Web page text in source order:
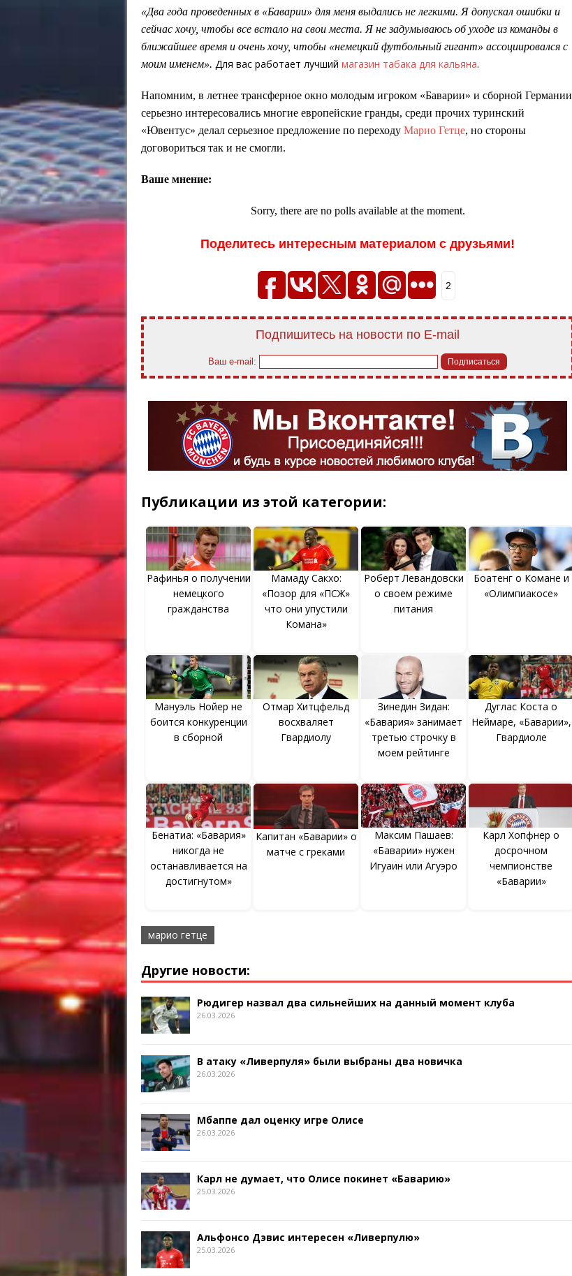
«Два года проведенных в «Баварии» для меня выдались не легкими. Я допускал ошибки и
сейчас хочу, чтобы все встало на свои места. Я не задумываюсь об уходе из команды в
ближайшее время и очень хочу, чтобы «немецкий футбольный гигант» ассоциировался с
моим именем». Для вас работает лучший магазин табака для кальяна.
Напомним, в летнее трансферное окно молодым игроком «Баварии» и сборной Германии
серьезно интересовались многие европейские гранды, среди прочих туринский
«Ювентус» делал серьезное предложение по переходу Марио Гетце, но стороны
договориться так и не смогли.
Ваше мнение:
Sorry, there are no polls available at the moment.
Поделитесь интересным материалом с друзьями!
2
Подпишитесь на новости по E-mail
Ваш e-mail:
Публикации из этой категории:
Рафинья о получении
немецкого
гражданства
Мамаду Сакхо:
«Позор для «ПСЖ»
что они упустили
Комана»
Роберт Левандовски
о своем режиме
питания
Боатенг о Комане и
«Олимпиакосе»
Мануэль Нойер не
боится конкуренции
в сборной
Отмар Хитцфельд
восхваляет
Гвардиолу
Зинедин Зидан:
«Бавария» занимает
третью строчку в
моем рейтинге
Дуглас Коста о
Неймаре, «Баварии»,
Гвардиоле
Бенатиа: «Бавария»
никогда не
останавливается на
достигнутом»
Капитан «Баварии» о
матче с греками
Максим Пашаев:
«Баварии» нужен
Игуаин или Агуэро
Карл Хопфнер о
досрочном
чемпионстве
«Баварии»
марио гетце
Другие новости:
Рюдигер назвал два сильнейших на данный момент клуба
26.03.2026
В атаку «Ливерпуля» были выбраны два новичка
26.03.2026
Мбаппе дал оценку игре Олисе
26.03.2026
Карл не думает, что Олисе покинет «Баварию»
25.03.2026
Альфонсо Дэвис интересен «Ливерпулю»
25.03.2026